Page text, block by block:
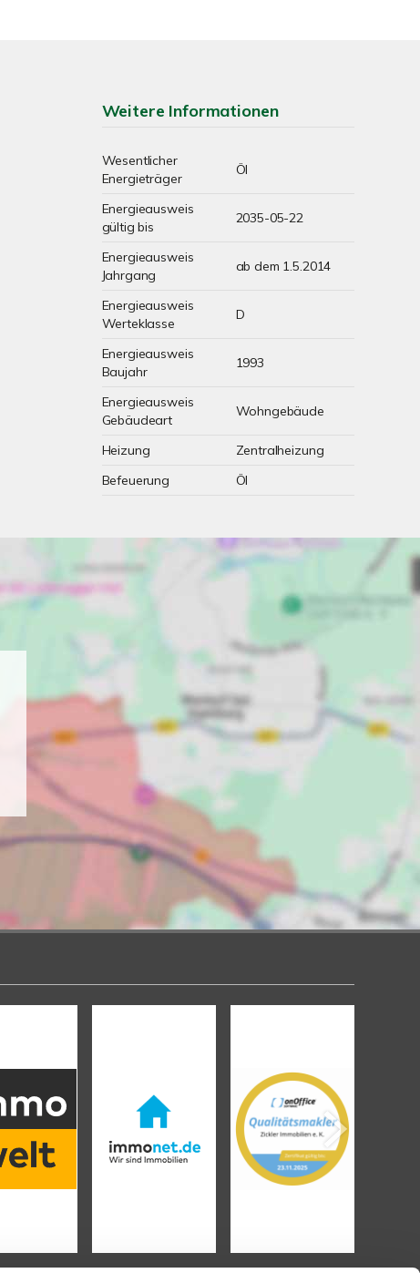
Weitere Informationen
Wesentlicher
Energieträger
Öl
Energieausweis
gültig bis
2035-05-22
Energieausweis
Jahrgang
ab dem 1.5.2014
Energieausweis
Werteklasse
D
Energieausweis
Baujahr
1993
Energieausweis
Gebäudeart
Wohngebäude
Heizung
Zentralheizung
Befeuerung
Öl